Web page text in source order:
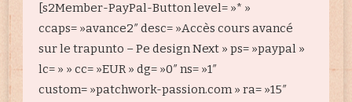
[s2Member-PayPal-Button level= »* »
ccaps= »avance2″ desc= »Accès cours avancé
sur le trapunto – Pe design Next » ps= »paypal »
lc= » » cc= »EUR » dg= »0″ ns= »1″
custom= »patchwork-passion.com » ra= »15″